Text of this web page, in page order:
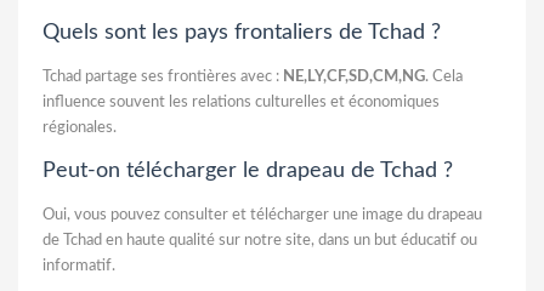
Quels sont les pays frontaliers de Tchad ?
Tchad partage ses frontières avec : NE,LY,CF,SD,CM,NG. Cela
influence souvent les relations culturelles et économiques
régionales.
Peut-on télécharger le drapeau de Tchad ?
Oui, vous pouvez consulter et télécharger une image du drapeau
de Tchad en haute qualité sur notre site, dans un but éducatif ou
informatif.